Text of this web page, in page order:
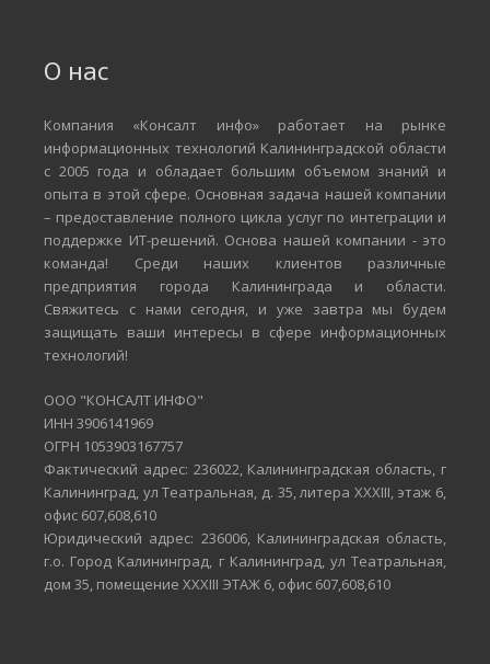
О нас
Компания «Консалт инфо» работает на рынке
информационных технологий Калининградской области
с 2005 года и обладает большим объемом знаний и
опыта в этой сфере. Основная задача нашей компании
– предоставление полного цикла услуг по интеграции и
поддержке ИТ-решений. Основа нашей компании - это
команда! Среди наших клиентов различные
предприятия города Калининграда и области.
Свяжитесь с нами сегодня, и уже завтра мы будем
защищать ваши интересы в сфере информационных
технологий!
ООО "КОНСАЛТ ИНФО"
ИНН 3906141969
ОГРН 1053903167757
Фактический адрес: 236022, Калининградская область, г
Калининград, ул Театральная, д. 35, литера XXXIII, этаж 6,
офис 607,608,610
Юридический адрес: 236006, Калининградская область,
г.о. Город Калининград, г Калининград, ул Театральная,
дом 35, помещение XXXIII ЭТАЖ 6, офис 607,608,610